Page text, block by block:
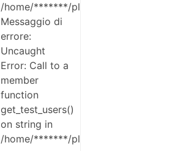
/home/*******/plugins/newsletter/
Messaggio di
errore:
Uncaught
Error: Call to a
member
function
get_test_users()
on string in
/home/*******/plugins/newsletter/